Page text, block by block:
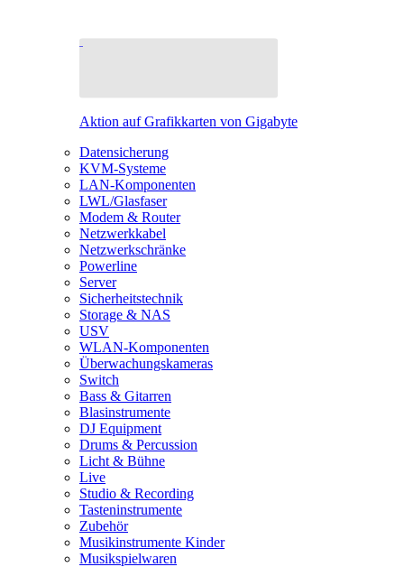
Aktion auf Grafikkarten von Gigabyte
Datensicherung
KVM-Systeme
LAN-Komponenten
LWL/Glasfaser
Modem & Router
Netzwerkkabel
Netzwerkschränke
Powerline
Server
Sicherheitstechnik
Storage & NAS
USV
WLAN-Komponenten
Überwachungskameras
Switch
Bass & Gitarren
Blasinstrumente
DJ Equipment
Drums & Percussion
Licht & Bühne
Live
Studio & Recording
Tasteninstrumente
Zubehör
Musikinstrumente Kinder
Musikspielwaren